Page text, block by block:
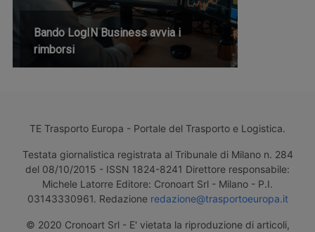
Bando LogIN Business avvia i
rimborsi
TE Trasporto Europa - Portale del Trasporto e Logistica.
Testata giornalistica registrata al Tribunale di Milano n. 284
del 08/10/2015 - ISSN 1824-8241 Direttore responsabile:
Michele Latorre Editore: Cronoart Srl - Milano - P.I.
03143330961. Redazione redazione@trasportoeuropa.it
© 2020 Cronoart Srl - E' vietata la riproduzione di articoli,